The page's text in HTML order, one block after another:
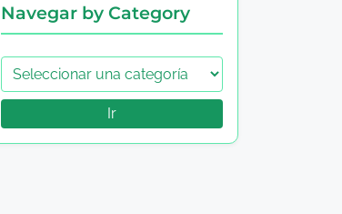
Navegar by Category
Ir